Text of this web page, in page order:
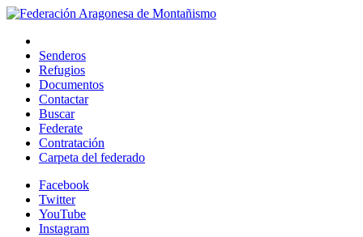
Senderos
Refugios
Documentos
Contactar
Buscar
Federate
Contratación
Carpeta del federado
Facebook
Twitter
YouTube
Instagram